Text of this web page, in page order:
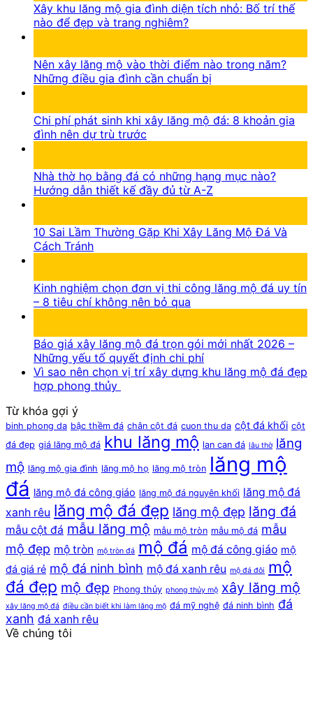
Xây khu lăng mộ gia đình diện tích nhỏ: Bố trí thế
nào để đẹp và trang nghiêm?
Nên xây lăng mộ vào thời điểm nào trong năm?
Những điều gia đình cần chuẩn bị
Chi phí phát sinh khi xây lăng mộ đá: 8 khoản gia
đình nên dự trù trước
Nhà thờ họ bằng đá có những hạng mục nào?
Hướng dẫn thiết kế đầy đủ từ A-Z
10 Sai Lầm Thường Gặp Khi Xây Lăng Mộ Đá Và
Cách Tránh
Kinh nghiệm chọn đơn vị thi công lăng mộ đá uy tín
– 8 tiêu chí không nên bỏ qua
Báo giá xây lăng mộ đá trọn gói mới nhất 2026 –
Những yếu tố quyết định chi phí
Vì sao nên chọn vị trí xây dựng khu lăng mộ đá đẹp
hợp phong thủy
Từ khóa gợi ý
binh phong da bậc thềm đá chân cột đá cuon thu da cột đá khối cột
đá đẹp giá lăng mộ đá khu lăng mộ lan can đá lâu thờ lăng
mộ lăng mộ gia đình lăng mộ họ lăng mộ tròn lăng mộ
đá lăng mộ đá công giáo lăng mộ đá nguyên khối lăng mộ đá
xanh rêu lăng mộ đá đẹp lăng mộ đẹp lăng đá
mẫu cột đá mẫu lăng mộ mẫu mộ tròn mẫu mộ đá mẫu
mộ đẹp mộ tròn mộ tròn đá mộ đá mộ đá công giáo mộ
đá giá rẻ mộ đá ninh bình mộ đá xanh rêu mộ đá đôi mộ
đá đẹp mộ đẹp Phong thủy phong thủy mộ xây lăng mộ
xây lăng mộ đá điều cần biết khi làm lăng mộ đá mỹ nghệ đá ninh bình đá
xanh đá xanh rêu
Về chúng tôi